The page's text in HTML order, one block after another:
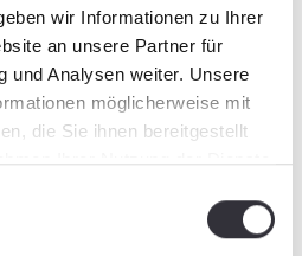
wir Informationen zu Ihrer
an unsere Partner für
und Analysen weiter. Unsere
möglicherweise mit
die Sie ihnen bereitgestellt
Ihrer Nutzung der Dienste